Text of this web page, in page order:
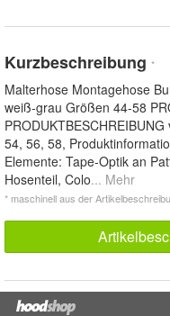
Kurzbeschreibung *
Malterhose Montagehose
weiß-grau Größen 44-58
54, 56, 58,
Elemente: Tape-Optik an
Hosenteil, Colo... Mehr
* maschinell aus der